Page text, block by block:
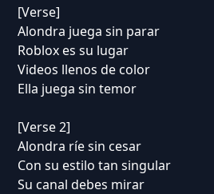
[Verse]
Alondra juega sin parar
Roblox es su lugar
Videos llenos de color
Ella juega sin temor
[Verse 2]
Alondra ríe sin cesar
Con su estilo tan singular
Su canal debes mirar